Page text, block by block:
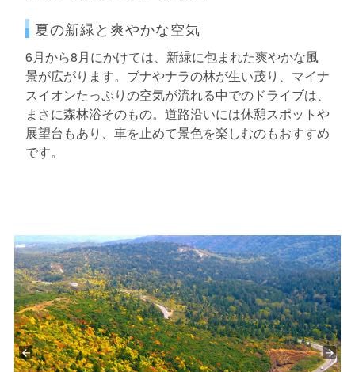
夏の新緑と爽やかな空気
6月から8月にかけては、新緑に包まれた爽やかな風
景が広がります。ブナやナラの林が生い茂り、マイナ
スイオンたっぷりの空気が流れる中でのドライブは、
まさに森林浴そのもの。道路沿いには休憩スポットや
展望台もあり、車を止めて景色を楽しむのもおすすめ
です。